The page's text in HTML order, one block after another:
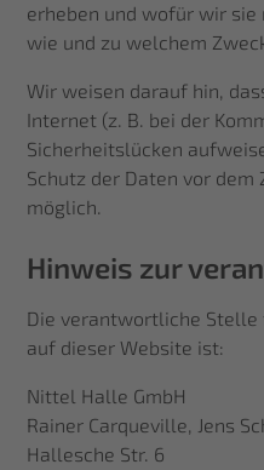
erheben und wofür wir sie
wie und zu welchem
Wir weisen darauf hin,
Internet (z. B. bei der
Sicherheitslücken
Schutz der Daten vor
möglich.
Hinweis zur
Die verantwortliche
auf dieser Website ist:
Nittel Halle GmbH
Rainer Carqueville, Jens
Hallesche Str. 6